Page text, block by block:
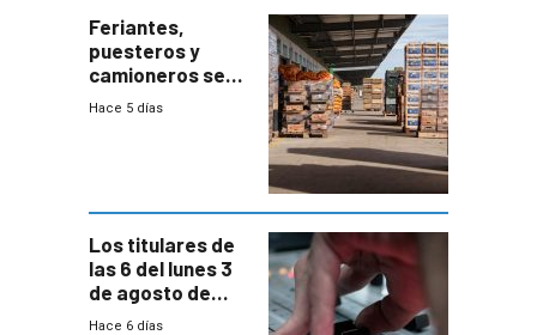
Feriantes,
puesteros y
camioneros se
movilizaron en
Hace 5 días
Los titulares de
las 6 del lunes 3
de agosto de
2026
Hace 6 días